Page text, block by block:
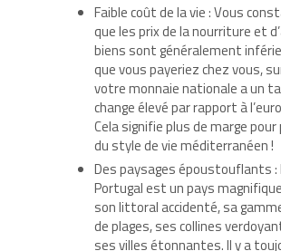
Faible coût de la vie : Vous
que les prix de la nourriture et
biens sont généralement
que vous payeriez chez vous,
votre monnaie nationale a un
change élevé par rapport à
Cela signifie plus de marge
du style de vie méditerranéen !
Des paysages époustouflants :
Portugal est un pays
son littoral accidenté, sa
de plages, ses collines
ses villes étonnantes. Il y a